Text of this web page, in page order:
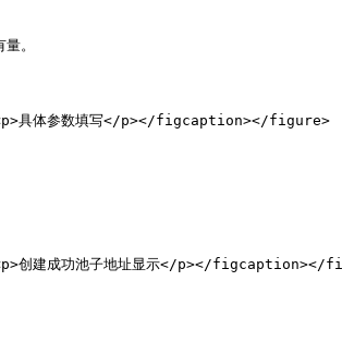
。
具体参数填写</p></figcaption></figure>
建成功池子地址显示</p></figcaption></